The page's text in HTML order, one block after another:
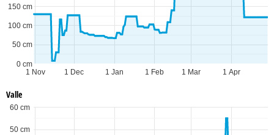
1 Nov 1 Dec 1 Jan 1 Feb 1 Mar 1 Apr
0 cm
50 cm
100 cm
150 cm
Valle
50 cm
60 cm